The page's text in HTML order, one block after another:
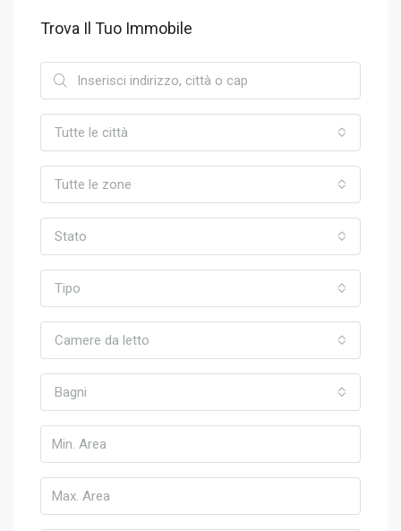
Trova Il Tuo Immobile
Tutte le città
Tutte le zone
Stato
Tipo
Camere da letto
Bagni